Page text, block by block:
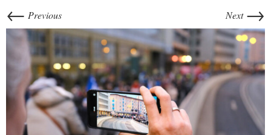
← Previous Next →